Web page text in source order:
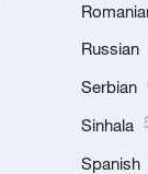
Russian
Serbian
Sinhala
Spanish